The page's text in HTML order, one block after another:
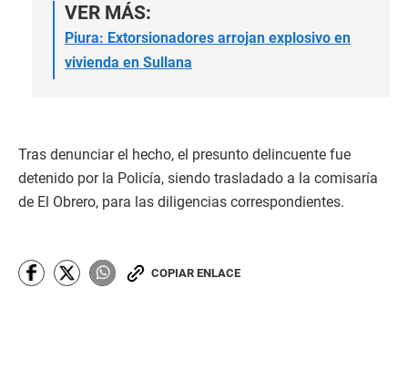
VER MÁS:
Piura: Extorsionadores arrojan explosivo en
vivienda en Sullana
Tras denunciar el hecho, el presunto delincuente fue
detenido por la Policía, siendo trasladado a la comisaría
de El Obrero, para las diligencias correspondientes.
COPIAR ENLACE